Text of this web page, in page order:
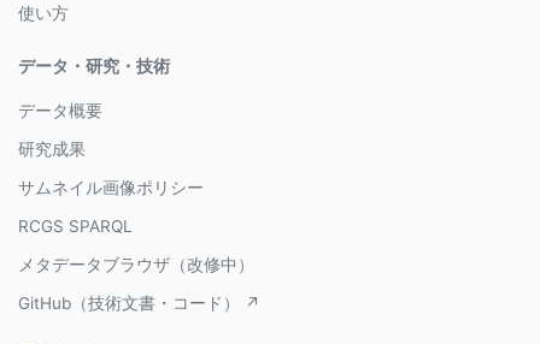
使い方
データ・研究・技術
データ概要
研究成果
サムネイル画像ポリシー
RCGS SPARQL
メタデータブラウザ（改修中）
GitHub（技術文書・コード） ↗